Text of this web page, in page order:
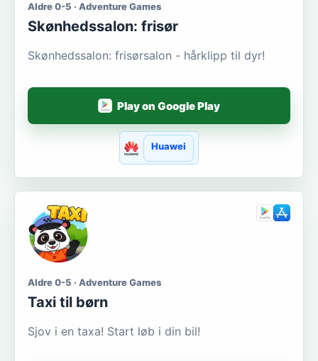
Aldre 0-5 · Adventure Games
Skønhedssalon: frisør
Skønhedssalon: frisørsalon - hårklipp til dyr!
Play on Google Play
Huawei
Aldre 0-5 · Adventure Games
Taxi til børn
Sjov i en taxa! Start løb i din bil!